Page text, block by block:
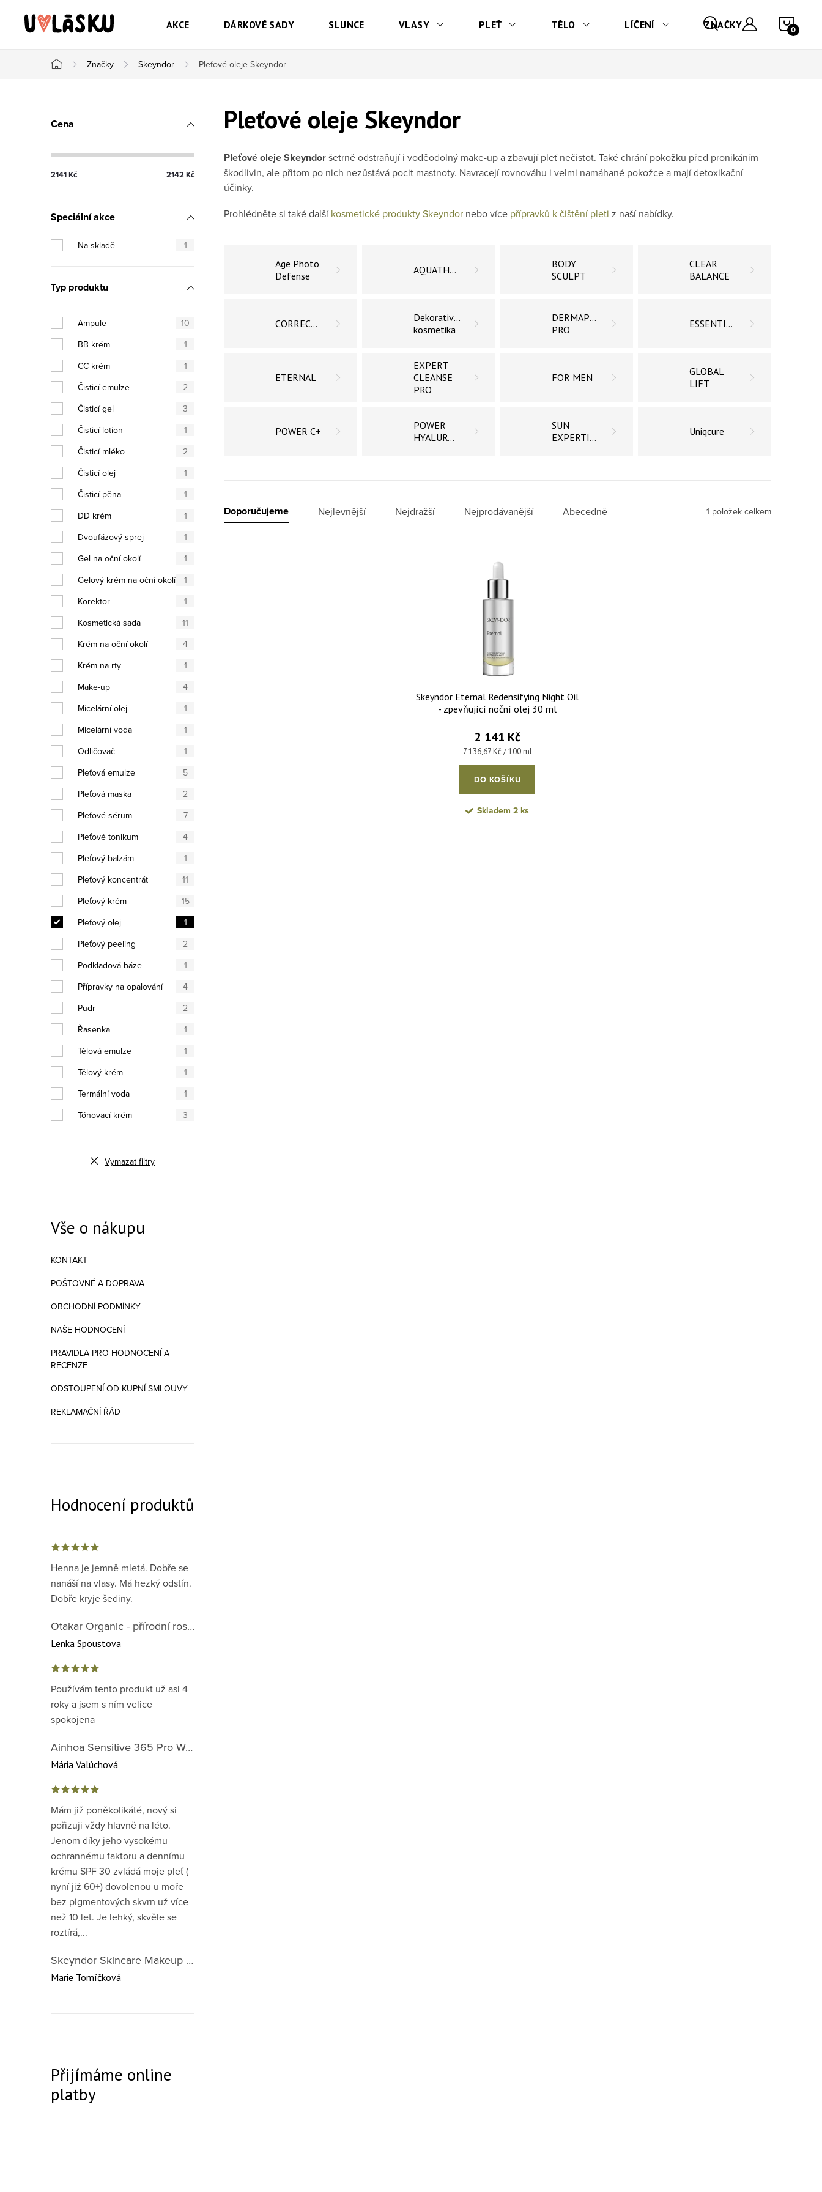
AKCE DÁRKOVÉ SADY SLUNCE VLASY PLEŤ TĚLO LÍČENÍ ZNAČKY
Domů
Značky Skeyndor Pleťové oleje Skeyndor
Postranní panel
Cena
2141Kč 2142Kč
Speciální akce
Na skladě 1
Typ produktu
Ampule
10
BB krém
1
CC krém
1
Čisticí emulze
2
Čisticí gel
3
Čisticí lotion
1
Čisticí mléko
2
Čisticí olej
1
Čisticí pěna
1
DD krém
1
Dvoufázový sprej
1
Gel na oční okolí
1
Gelový krém na oční okolí
1
Korektor
1
Kosmetická sada
11
Krém na oční okolí
4
Krém na rty
1
Make-up
4
Micelární olej
1
Micelární voda
1
Odličovač
1
Pleťová emulze
5
Pleťová maska
2
Pleťové sérum
7
Pleťové tonikum
4
Pleťový balzám
1
Pleťový koncentrát
11
Pleťový krém
15
Pleťový olej
1
Pleťový peeling
2
Podkladová báze
1
Přípravky na opalování
4
Pudr
2
Řasenka
1
Tělová emulze
1
Tělový krém
1
Termální voda
1
Tónovací krém
3
Vymazat filtry
Vše o nákupu
KONTAKT
POŠTOVNÉ A DOPRAVA
OBCHODNÍ PODMÍNKY
NAŠE HODNOCENÍ
PRAVIDLA PRO HODNOCENÍ A
RECENZE
ODSTOUPENÍ OD KUPNÍ SMLOUVY
REKLAMAČNÍ ŘÁD
Hodnocení produktů
Henna je jemně mletá. Dobře se
nanáší na vlasy. Má hezký odstín.
Dobře kryje šediny.
Otakar Organic - přírodní rostlinná barva na vlasy červená předpigmentace 1. krok
Lenka Spoustova
Používám tento produkt už asi 4
roky a jsem s ním velice
spokojena
Ainhoa Sensitive 365 Pro Well-Being Cream - zklidňující krém pro normální až suchou citlivou pleť
Mária Valúchová
Mám již poněkolikáté, nový si
pořizuji vždy hlavně na léto.
Jenom díky jeho vysokému
ochrannému faktoru a dennímu
krému SPF 30 zvládá moje pleť (
nyní již 60+) dovolenou u moře
bez pigmentových skvrn už více
než 10 let. Je lehký, skvěle se
roztírá,...
Skeyndor Skincare Makeup DD Cream SPF50 – lehký tónovací krém pro všechny typy pleti 40 ml
Marie Tomíčková
Přijímáme online
platby
Pleťové oleje Skeyndor
Pleťové oleje Skeyndoršetrně odstraňují i voděodolný make-up a zbavují pleť nečistot. Také chrání pokožku před pronikáním
škodlivin, ale přitom po nich nezůstává pocit mastnoty. Navracejí rovnováhu i velmi namáhané pokožce a mají detoxikační
účinky.
Prohlédněte si také dalšíkosmetické produkty Skeyndor nebo více přípravků k čištění pleti z naší nabídky.
Age Photo
Defense
AQUATHERM
BODY
SCULPT
CLEAR
BALANCE
CORRECTIVE
Dekorativní
kosmetika
DERMAPEEL
PRO
ESSENTIAL
ETERNAL
EXPERT
CLEANSE
PRO
FOR MEN
GLOBAL
LIFT
POWER C+
POWER
HYALURONIC
SUN
EXPERTISE
Uniqcure
Řazení produktů
Doporučujeme Nejlevnější Nejdražší Nejprodávanější Abecedně 1 položek celkem
Skeyndor Eternal Redensifying Night Oil
- zpevňující noční olej 30 ml
2 141 Kč
Měrná cena:
7 136,67 Kč / 100 ml
DO KOŠÍKU
Skladem2 ks